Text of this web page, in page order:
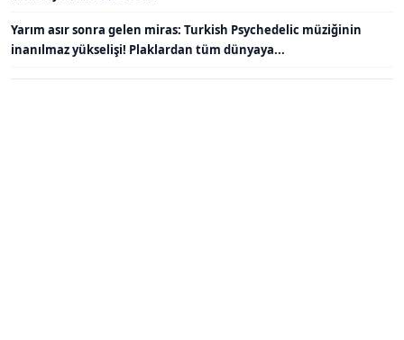
Yarım asır sonra gelen miras: Turkish Psychedelic müziğinin
inanılmaz yükselişi! Plaklardan tüm dünyaya...